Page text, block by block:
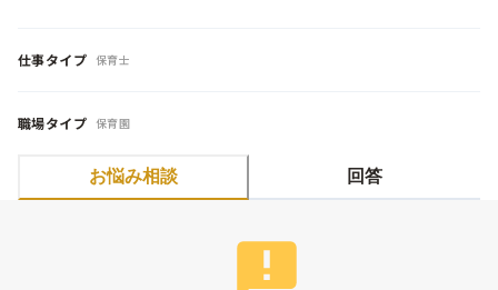
仕事タイプ 保育士
職場タイプ 保育園
お悩み相談 回答